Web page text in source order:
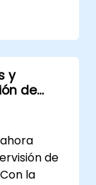
y
de
de
la